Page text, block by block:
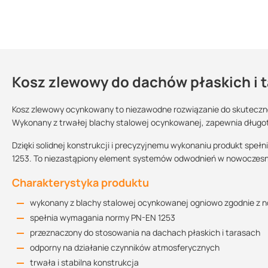
Kosz zlewowy do dachów płaskich i
Kosz zlewowy ocynkowany to niezawodne rozwiązanie do
Wykonany z trwałej blachy stalowej ocynkowanej, zapewnia
Dzięki solidnej konstrukcji i precyzyjnemu wykonaniu produkt
1253. To niezastąpiony element systemów odwodnień w
Charakterystyka produktu
wykonany z blachy stalowej ocynkowanej ogniowo zgodnie z
spełnia wymagania normy PN-EN 1253
przeznaczony do stosowania na dachach płaskich i tarasach
odporny na działanie czynników atmosferycznych
trwała i stabilna konstrukcja
Dlaczego warto wybrać kosz
organiczna powłoka stanowi barierę chemiczną i mechaniczną
zaawansowana technologicznie struktura powłoki zapewnia
estetyczny element łączący rynnę z rurą spustową
element przejściowy między rurą spustową a wpustem
kupując ten produkt w Suez otrzymujesz profesjonalną
Sprzedajemy na:
sztuki
Podlega zwrotowi?:
tak
Kolor:
RAL 7011 (ciemny
szary)
RAL 7016 (antracyt)
Dostępne średnice
Deklaracja
Kontakt